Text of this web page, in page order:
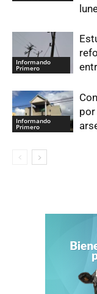
Informando
Primero
Informando
Primero
por